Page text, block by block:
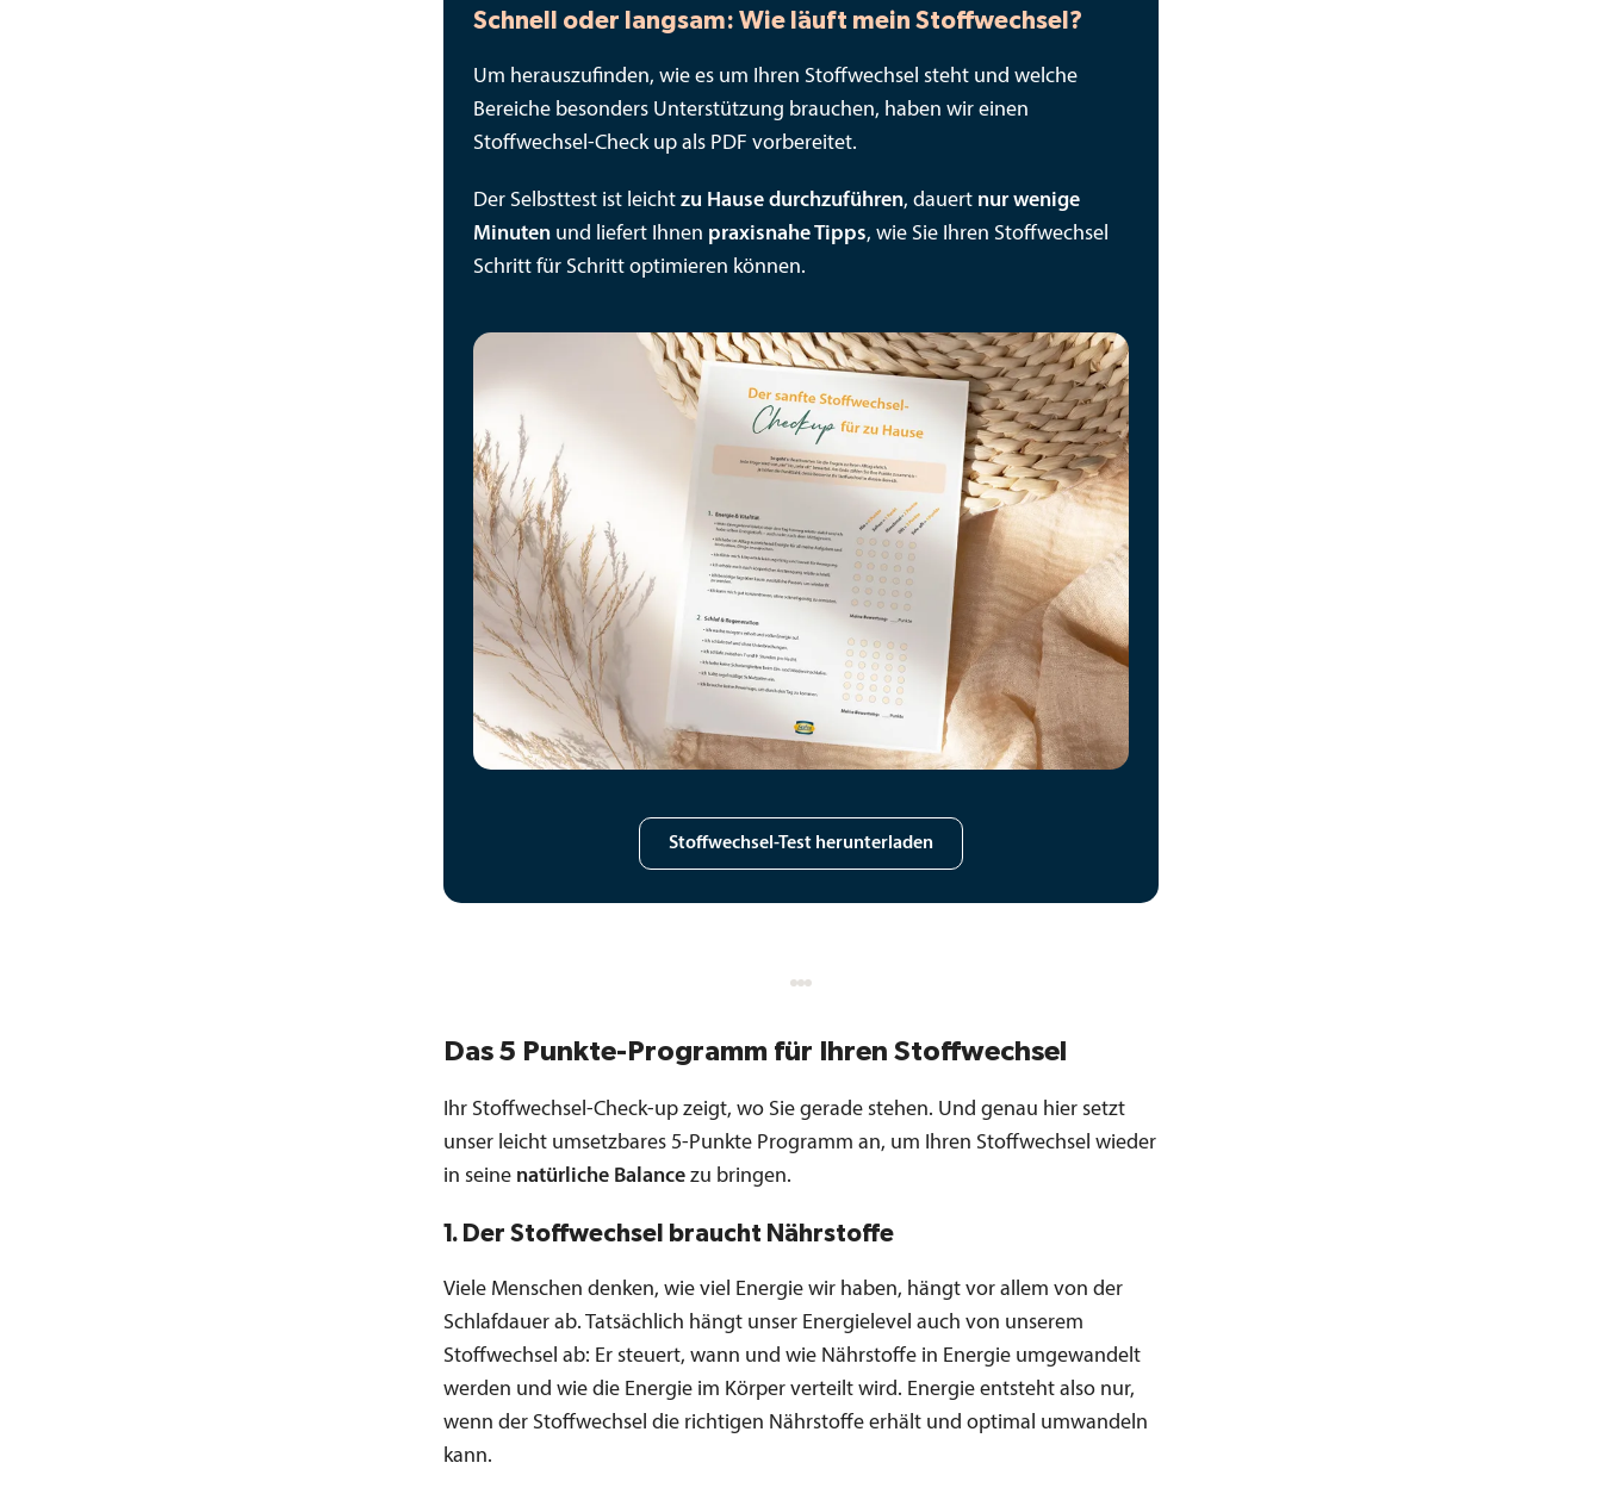
Schnell oder langsam: Wie läuft mein Stoffwechsel?
Um herauszufinden, wie es um Ihren Stoffwechsel steht und welche
Bereiche besonders Unterstützung brauchen, haben wir einen
Stoffwechsel-Check up als PDF vorbereitet.
Der Selbsttest ist leicht zu Hause durchzuführen, dauert nur wenige
Minuten und liefert Ihnen praxisnahe Tipps, wie Sie Ihren Stoffwechsel
Schritt für Schritt optimieren können.
Stoffwechsel-Test herunterladen
Das 5 Punkte-Programm für Ihren Stoffwechsel
Ihr Stoffwechsel-Check-up zeigt, wo Sie gerade stehen. Und genau hier setzt
unser leicht umsetzbares 5-Punkte Programm an, um Ihren Stoffwechsel wieder
in seine natürliche Balance zu bringen.
1. Der Stoffwechsel braucht Nährstoffe
Viele Menschen denken, wie viel Energie wir haben, hängt vor allem von der
Schlafdauer ab. Tatsächlich hängt unser Energielevel auch von unserem
Stoffwechsel ab: Er steuert, wann und wie Nährstoffe in Energie umgewandelt
werden und wie die Energie im Körper verteilt wird. Energie entsteht also nur,
wenn der Stoffwechsel die richtigen Nährstoffe erhält und optimal umwandeln
kann.